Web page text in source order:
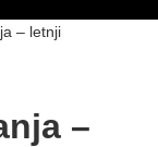
– letnji
–